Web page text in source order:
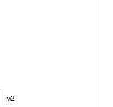
м2